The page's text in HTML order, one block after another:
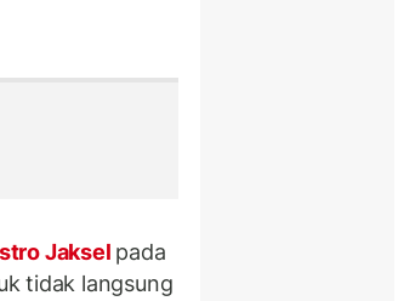
Jaksel pada
tidak langsung